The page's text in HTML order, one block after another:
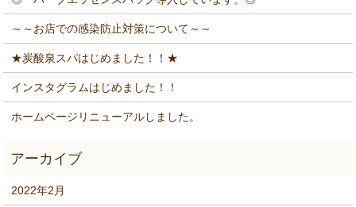
～～お店での感染防止対策について～～
★炭酸泉スパはじめました！！★
インスタグラムはじめました！！
ホームページリニューアルしました。
2022年2月